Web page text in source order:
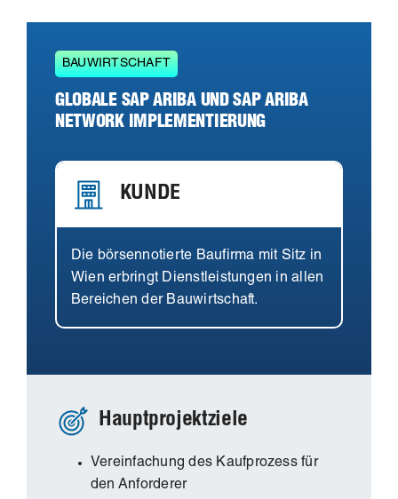
BAUWIRTSCHAFT
GLOBALE SAP ARIBA UND SAP ARIBA
NETWORK IMPLEMENTIERUNG
KUNDE
Die börsennotierte Baufirma mit Sitz in
Wien erbringt Dienstleistungen in allen
Bereichen der Bauwirtschaft.
Hauptprojektziele
Vereinfachung des Kaufprozess für
den Anforderer